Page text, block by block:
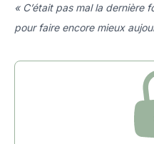
« C’était pas mal la dernière
pour faire encore mieux